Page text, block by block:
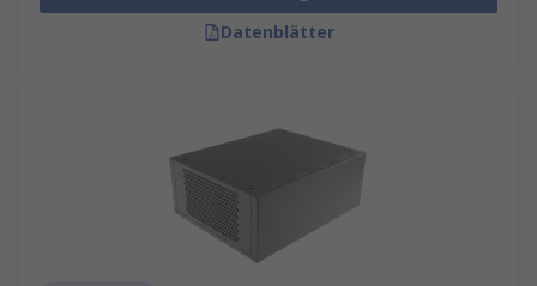
Datenblätter